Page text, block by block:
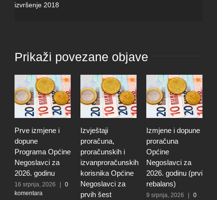
izvršenje 2018
Prikaži povezane objave
Prve izmjene i
dopune
Programa Općine
Negoslavci za
2026. godinu
16 srpnja, 2026
0
komentara
Izvještaji
proračuna,
proračunskih i
izvanproračunskih
korisnika Općine
Negoslavci za
prvih šest
Izmjene i dopune
proračuna
Općine
Negoslavci za
2026. godinu (prvi
rebalans)
9 srpnja, 2026
0